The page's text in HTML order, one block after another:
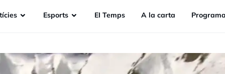
Esports EI Temps A la carta